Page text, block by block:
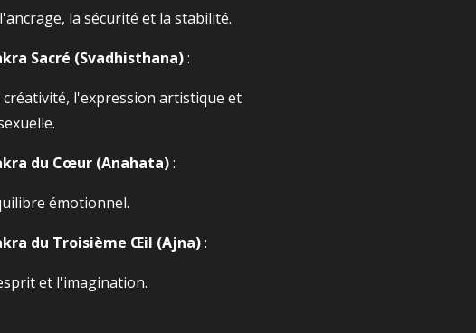
la sécurité et la stabilité.
Sacré (Svadhisthana):
créativité, l'expression artistique et
du Cœur (Anahata):
émotionnel.
du Troisième Œil (Ajna):
et l'imagination.